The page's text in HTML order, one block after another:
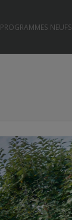
PROGRAMMES NEUFS